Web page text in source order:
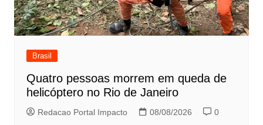
Brasil
Quatro pessoas morrem em queda de
helicóptero no Rio de Janeiro
Redacao Portal Impacto 08/08/2026 0